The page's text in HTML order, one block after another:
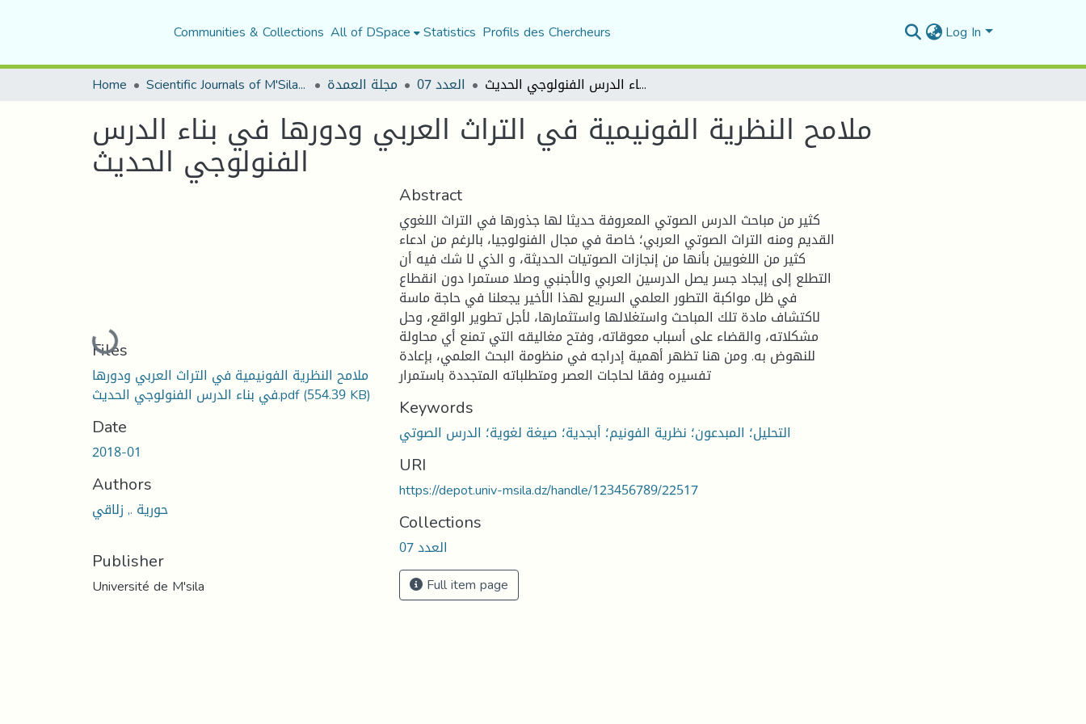
Communities & Collections All of DSpace Statistics Profils des Chercheurs Log In
Home Scientific Journals of M'Sila University مجلة العمدة العدد 07 ملامح النظرية الفونيمية في التراث العربي ودورها في بناء الدرس الفنولوجي الحديث
ملامح النظرية الفونيمية في التراث العربي ودورها في بناء الدرس
الفنولوجي الحديث
Loading...
Files
ملامح النظرية الفونيمية في التراث العربي ودورها
في بناء الدرس الفنولوجي الحديث.pdf(554.39 KB)
Date
2018-01
Authors
حورية ., زلاقي
Publisher
Université de M'sila
Abstract
كثير من مباحث الدرس الصوتي المعروفة حديثا لها جذورها في التراث اللغوي
القديم ومنه التراث الصوتي العربي؛ خاصة في مجال الفنولوجيا، بالرغم من ادعاء
كثير من اللغويين بأنها من إنجازات الصوتيات الحديثة، و الذي لا شك فيه أن
التطلع إلى إيجاد جسر يصل الدرسين العربي والأجنبي وصلا مستمرا دون انقطاع
في ظل مواكبة التطور العلمي السريع لهذا الأخير يجعلنا في حاجة ماسة
لاكتشاف مادة تلك المباحث واستغلالها واستثمارها، لأجل تطوير الواقع، وحل
مشكلاته، والقضاء على أسباب معوقاته، وفتح مغاليقه التي تمنع أي محاولة
للنهوض به. ومن هنا تظهر أهمية إدراجه في منظومة البحث العلمي، بإعادة
تفسيره وفقا لحاجات العصر ومتطلباته المتجددة باستمرار
Keywords
التحليل؛ المبدعون؛ نظرية الفونيم؛ أبجدية؛ صيغة لغوية؛ الدرس الصوتي
URI
https://depot.univ-msila.dz/handle/123456789/22517
Collections
العدد 07
Full item page